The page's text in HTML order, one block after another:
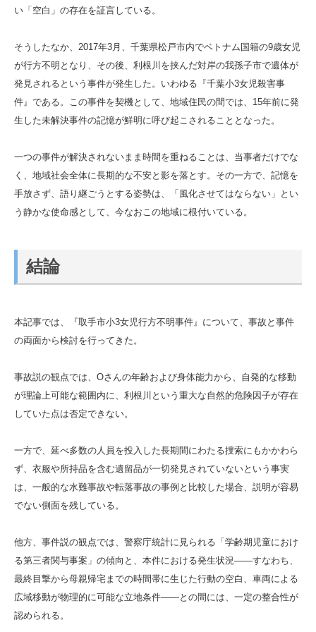
い「空白」の存在を証言している。
そうしたなか、2017年3月、千葉県松戸市内でベトナム国籍の9歳女児
が行方不明となり、その後、利根川を挟んだ対岸の我孫子市で遺体が
発見されるという事件が発生した。いわゆる『千葉小3女児殺害事
件』である。この事件を契機として、地域住民の間では、15年前に発
生した未解決事件の記憶が鮮明に呼び起こされることとなった。
一つの事件が解決されないまま時間を重ねることは、当事者だけでな
く、地域社会全体に長期的な不安と影を落とす。その一方で、記憶を
手放さず、語り継ごうとする姿勢は、「風化させてはならない」とい
う静かな使命感として、今なおこの地域に根付いている。
結論
本記事では、『取手市小3女児行方不明事件』について、事故と事件
の両面から検討を行ってきた。
事故説の観点では、Oさんの年齢および身体能力から、自発的な移動
が理論上可能な範囲内に、利根川という重大な自然的危険因子が存在
していた点は否定できない。
一方で、延べ多数の人員を投入した長期間にわたる捜索にもかかわら
ず、衣服や所持品を含む遺留品が一切発見されていないという事実
は、一般的な水難事故や転落事故の事例と比較した場合、説明が容易
でない側面を残している。
他方、事件説の観点では、警察庁統計に見られる「学齢期児童におけ
る第三者関与事案」の傾向と、本件における発生状況――すなわち、
最終目撃から母親帰宅までの時間帯に生じた行動の空白、車両による
広域移動が物理的に可能な立地条件――との間には、一定の整合性が
認められる。